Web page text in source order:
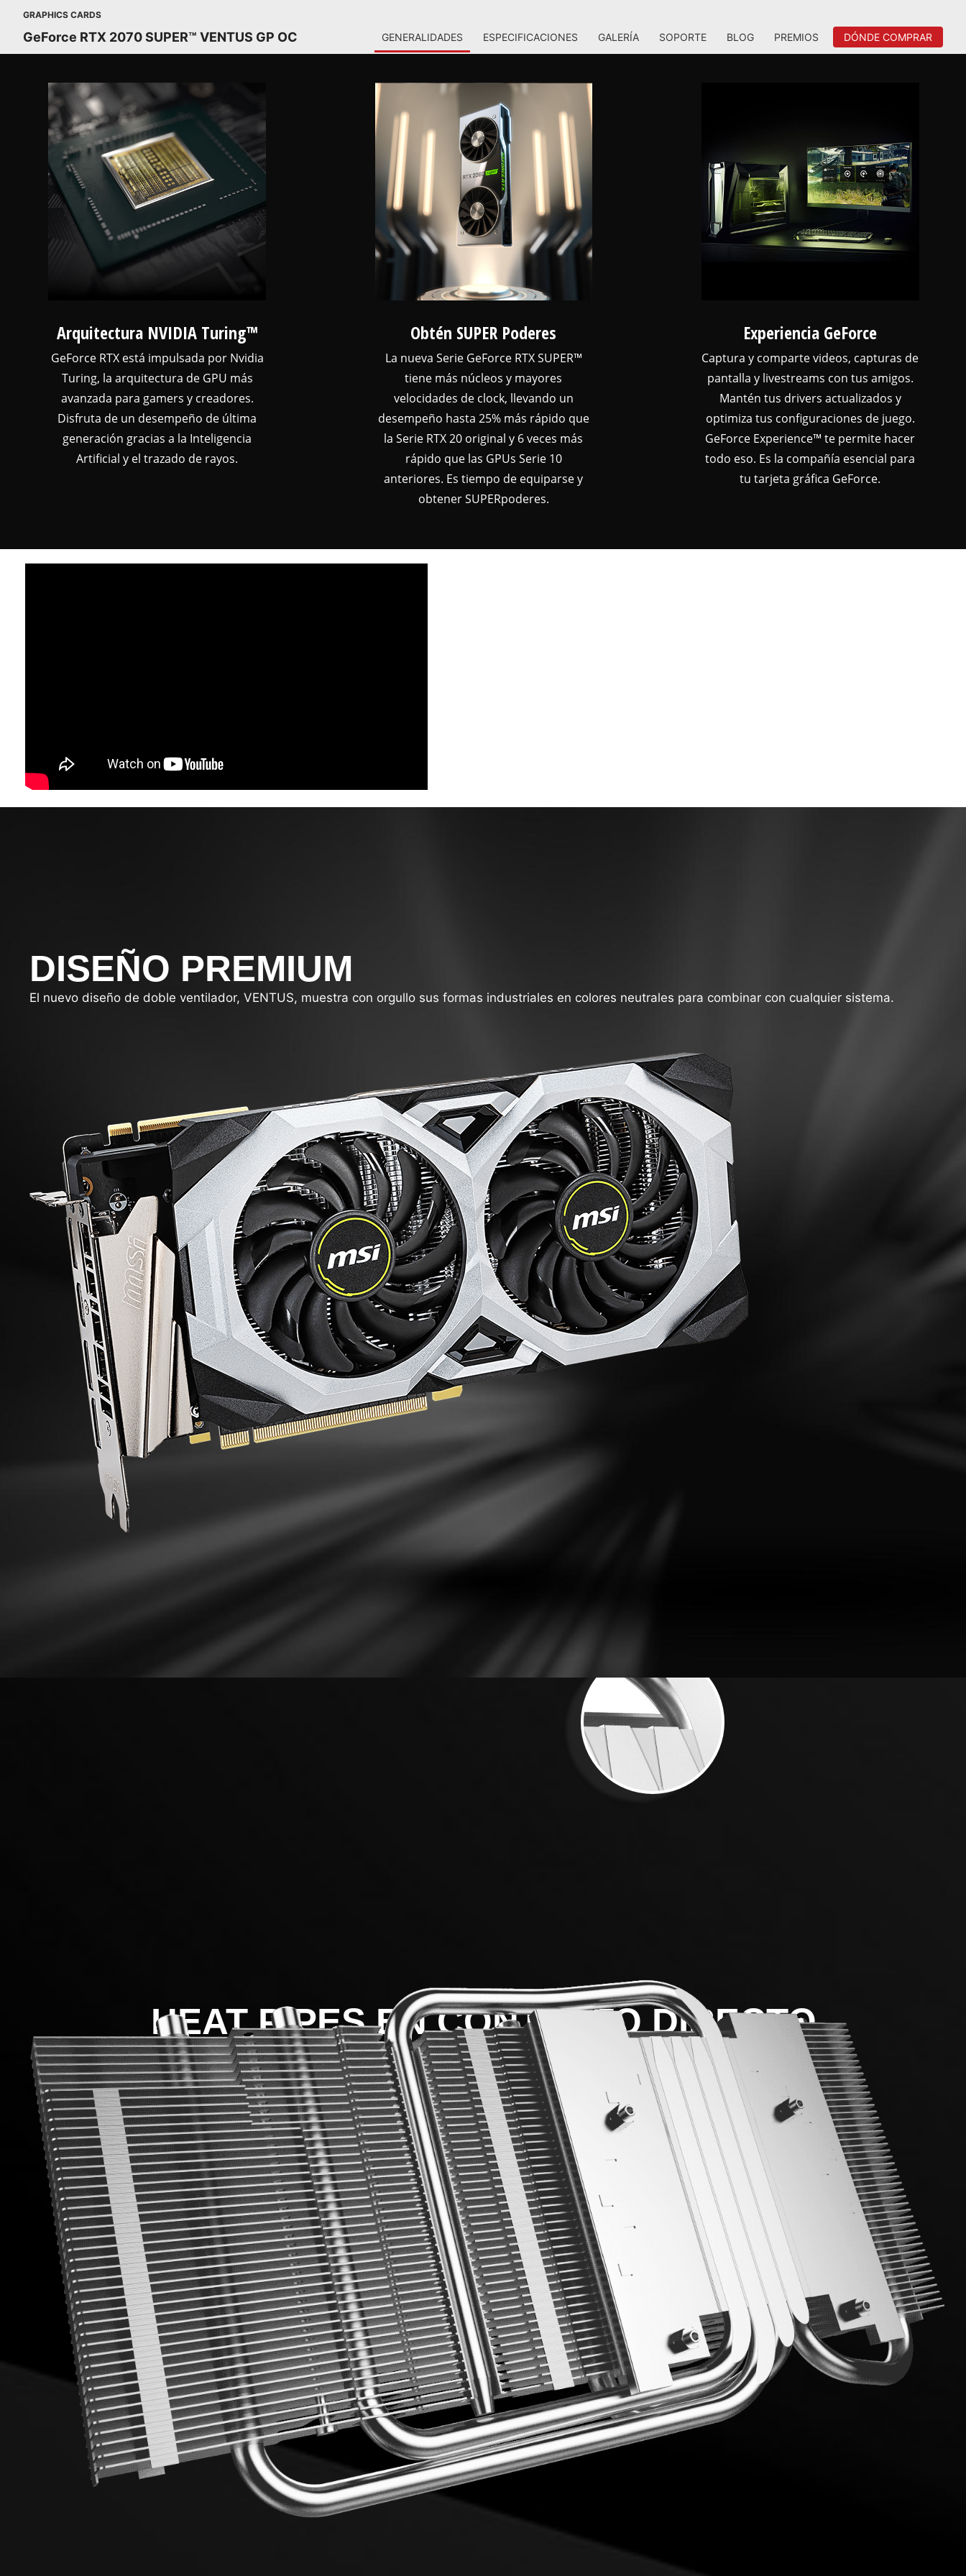
GRAPHICS CARDS
GeForce RTX 2070 SUPER™ VENTUS GP OC GENERALIDADES ESPECIFICACIONES GALERÍA SOPORTE BLOG PREMIOS DÓNDE COMPRAR
Arquitectura NVIDIA Turing™
GeForce RTX está impulsada por Nvidia
Turing, la arquitectura de GPU más
avanzada para gamers y creadores.
Disfruta de un desempeño de última
generación gracias a la Inteligencia
Artificial y el trazado de rayos.
Obtén SUPER Poderes
La nueva Serie GeForce RTX SUPER™
tiene más núcleos y mayores
velocidades de clock, llevando un
desempeño hasta 25% más rápido que
la Serie RTX 20 original y 6 veces más
rápido que las GPUs Serie 10
anteriores. Es tiempo de equiparse y
obtener SUPERpoderes.
Experiencia GeForce
Captura y comparte videos, capturas de
pantalla y livestreams con tus amigos.
Mantén tus drivers actualizados y
optimiza tus configuraciones de juego.
GeForce Experience™ te permite hacer
todo eso. Es la compañía esencial para
tu tarjeta gráfica GeForce.
DISEÑO PREMIUM
El nuevo diseño de doble ventilador, VENTUS, muestra con orgullo sus formas industriales en colores neutrales para combinar con cualquier sistema.
HEAT PIPES EN CONTACTO DIRECTO
Los heatpipes de cobre de hasta 6mm de grosor en la parte inferior maximizan la transferencia del calor.